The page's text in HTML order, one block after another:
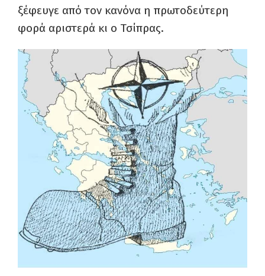
ξέφευγε από τον κανόνα η πρωτοδεύτερη
φορά αριστερά κι ο Τσίπρας.